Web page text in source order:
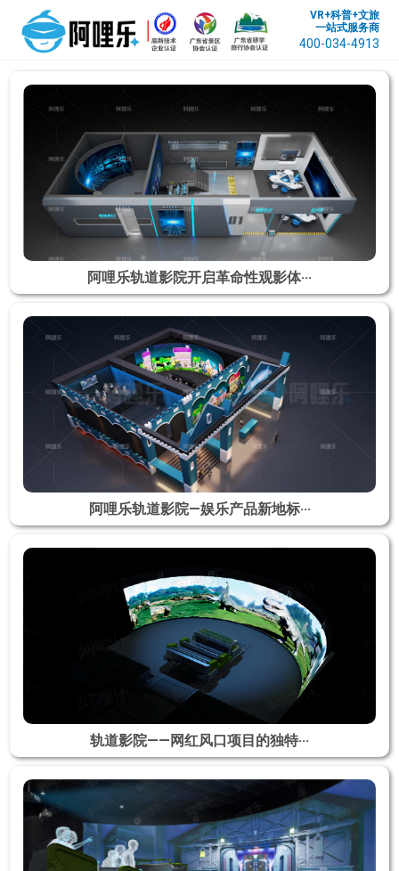
VR+科普+文旅
一站式服务商
400-034-4913
阿哩乐轨道影院开启革命性观影体···
阿哩乐轨道影院—娱乐产品新地标···
轨道影院——网红风口项目的独特···